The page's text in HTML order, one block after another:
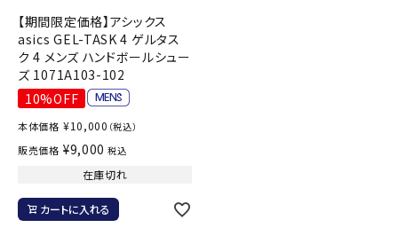
【期間限定価格】アシックス
asics GEL-TASK 4 ゲルタス
ク 4 メンズ ハンドボールシュー
ズ 1071A103-102
10%OFF
本体価格 ¥10,000 （税込）
販売価格 ¥9,000 税込
在庫切れ
カートに入れる